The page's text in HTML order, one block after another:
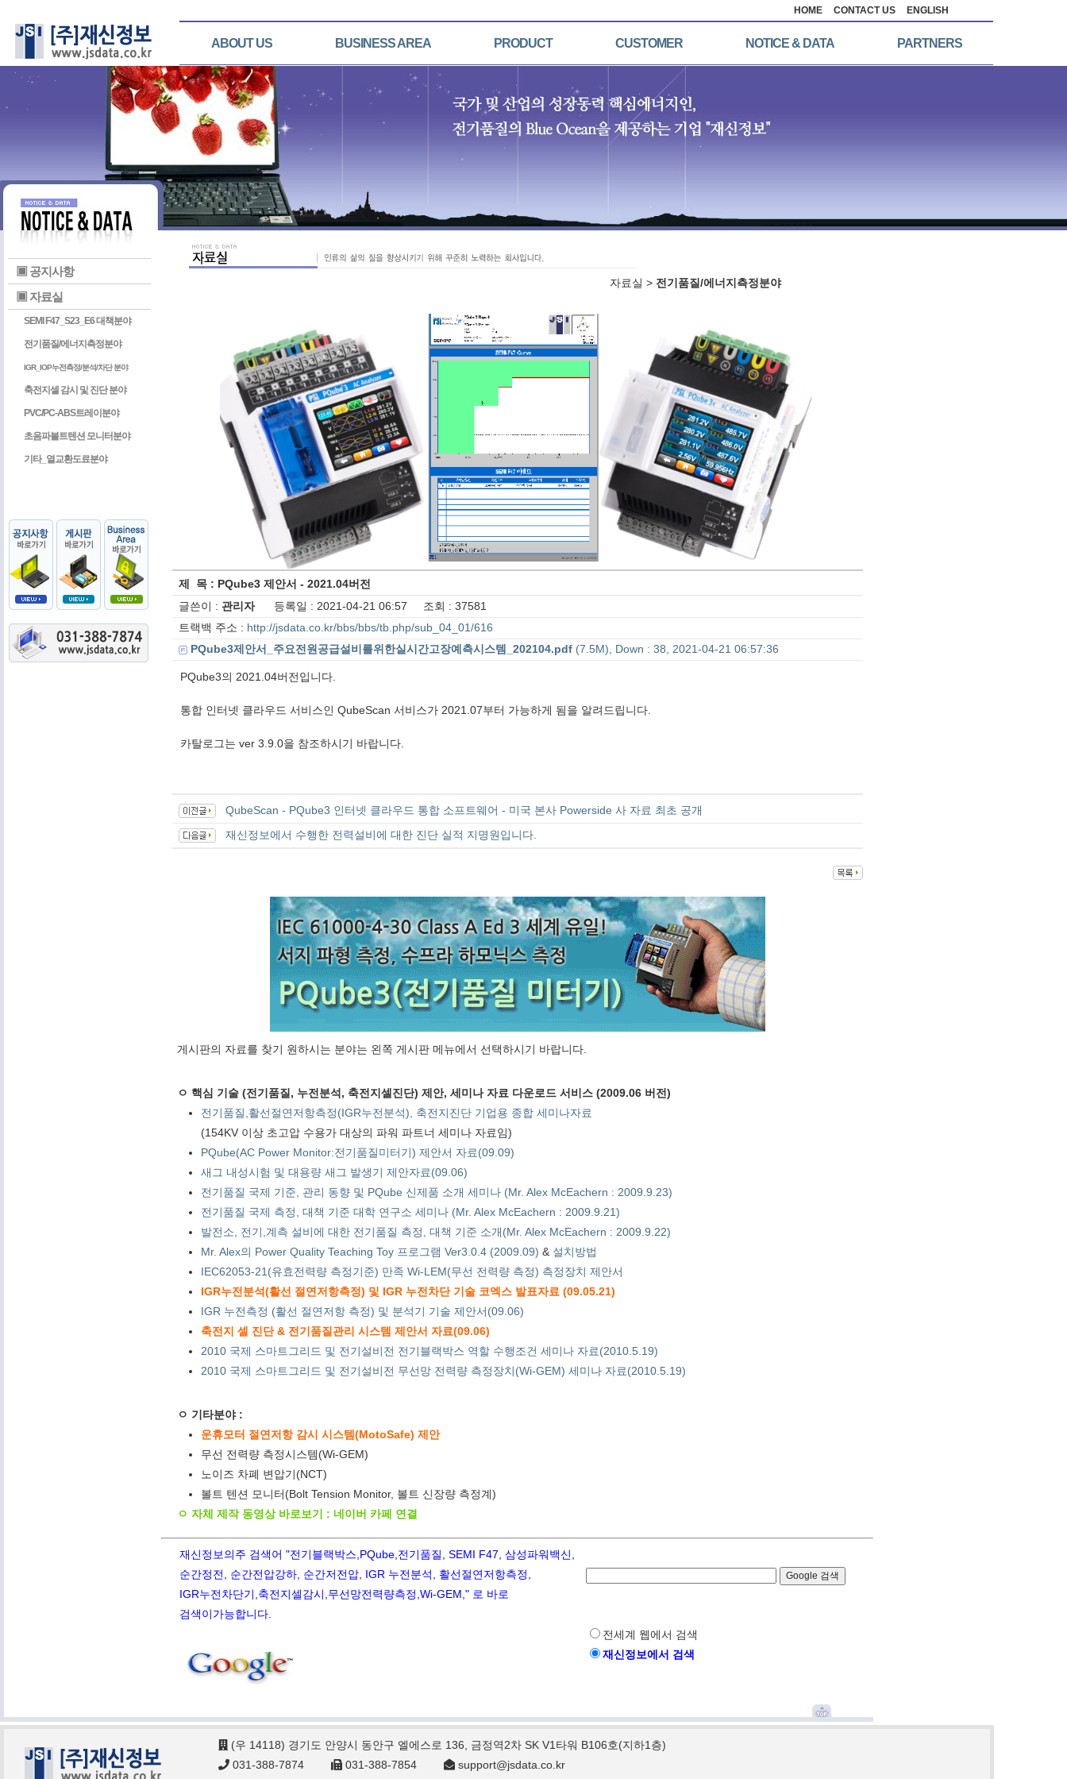
HOME CONTACT US ENGLISH
ABOUT US BUSINESS AREA PRODUCT CUSTOMER NOTICE & DATA PARTNERS
▣ 공지사항
▣ 자료실
SEMI F47_S23_E6 대책분야
전기품질/에너지측정분야
IGR_IOP누전측정/분석/차단 분야
축전지셀 감시 및 진단 분야
PVC/PC-ABS트레이분야
초음파볼트텐션 모니터분야
기타_열교환도료분야
자료실 > 전기품질/에너지측정분야
제 목 : PQube3 제안서 - 2021.04버전
글쓴이 : 관리자등록일 : 2021-04-21 06:57 조회 : 37581
트랙백 주소 : http://jsdata.co.kr/bbs/bbs/tb.php/sub_04_01/616
PQube3제안서_주요전원공급설비를위한실시간고장예측시스템_202104.pdf(7.5M), Down : 38, 2021-04-21 06:57:36
PQube3의 2021.04버전입니다.
통합 인터넷 클라우드 서비스인 QubeScan 서비스가 2021.07부터 가능하게 됨을 알려드립니다.
카탈로그는 ver 3.9.0을 참조하시기 바랍니다.
QubeScan - PQube3 인터넷 클라우드 통합 소프트웨어 - 미국 본사 Powerside 사 자료 최초 공개
재신정보에서 수행한 전력설비에 대한 진단 실적 지명원입니다.
게시판의 자료를 찾기 원하시는 분야는 왼쪽 게시판 메뉴에서 선택하시기 바랍니다.
ㅇ 핵심 기술 (전기품질, 누전분석, 축전지셀진단) 제안, 세미나 자료 다운로드 서비스 (2009.06 버전)
전기품질,활선절연저항측정(IGR누전분석), 축전지진단 기업용 종합 세미나자료
(154KV 이상 초고압 수용가 대상의 파워 파트너 세미나 자료임)
PQube(AC Power Monitor:전기품질미터기) 제안서 자료(09.09)
새그 내성시험 및 대용량 새그 발생기 제안자료(09.06)
전기품질 국제 기준, 관리 동향 및 PQube 신제품 소개 세미나 (Mr. Alex McEachern : 2009.9.23)
전기품질 국제 측정, 대책 기준 대학 연구소 세미나 (Mr. Alex McEachern : 2009.9.21)
발전소, 전기,계측 설비에 대한 전기품질 측정, 대책 기준 소개(Mr. Alex McEachern : 2009.9.22)
Mr. Alex의 Power Quality Teaching Toy 프로그램 Ver3.0.4 (2009.09) & 설치방법
IEC62053-21(유효전력량 측정기준) 만족 Wi-LEM(무선 전력량 측정) 측정장치 제안서
IGR누전분석(활선 절연저항측정) 및 IGR 누전차단 기술 코엑스 발표자료 (09.05.21)
IGR 누전측정 (활선 절연저항 측정) 및 분석기 기술 제안서(09.06)
축전지 셀 진단 & 전기품질관리 시스템 제안서 자료(09.06)
2010 국제 스마트그리드 및 전기설비전 전기블랙박스 역할 수행조건 세미나 자료(2010.5.19)
2010 국제 스마트그리드 및 전기설비전 무선망 전력량 측정장치(Wi-GEM) 세미나 자료(2010.5.19)
ㅇ 기타분야 :
운휴모터 절연저항 감시 시스템(MotoSafe) 제안
무선 전력량 측정시스템(Wi-GEM)
노이즈 차폐 변압기(NCT)
볼트 텐션 모니터(Bolt Tension Monitor, 볼트 신장량 측정계)
ㅇ 자체 제작 동영상 바로보기 : 네이버 카페 연결
재신정보의주 검색어 "전기블랙박스,PQube,전기품질, SEMI F47, 삼성파워백신,
순간정전, 순간전압강하, 순간저전압, IGR 누전분석, 활선절연저항측정,
IGR누전차단기,축전지셀감시,무선망전력량측정,Wi-GEM," 로 바로
검색이가능합니다.
전세계 웹에서 검색
재신정보에서 검색
(우 14118) 경기도 안양시 동안구 엘에스로 136, 금정역2차 SK V1타워 B106호(지하1층)
031-388-7874
031-388-7854 support@jsdata.co.kr